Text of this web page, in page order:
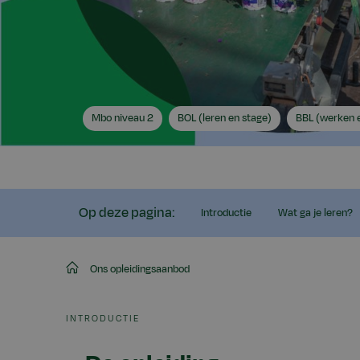
Mijn
niveau
Mbo niveau 2
Ik
zoek
BOL (leren en stage)
Ik
zoek
BBL (werken
Op deze pagina: Introductie Wat ga je leren?
Aeres
MBO
Ons opleidingsaanbod
INTRODUCTIE